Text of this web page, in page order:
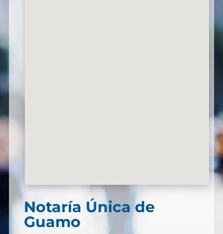
Notaría Única de
Guamo